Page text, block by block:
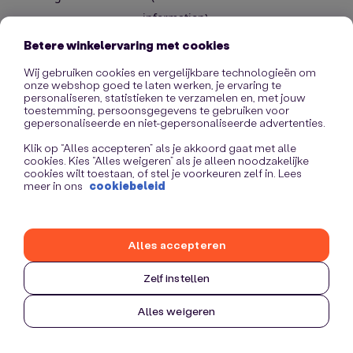
information).
Betere winkelervaring met cookies
Wij gebruiken cookies en vergelijkbare technologieën om
onze webshop goed te laten werken, je ervaring te
personaliseren, statistieken te verzamelen en, met jouw
toestemming, persoonsgegevens te gebruiken voor
gepersonaliseerde en niet-gepersonaliseerde advertenties.
Klik op “Alles accepteren” als je akkoord gaat met alle
cookies. Kies “Alles weigeren” als je alleen noodzakelijke
cookies wilt toestaan, of stel je voorkeuren zelf in. Lees
meer in ons cookiebeleid
Zelf instellen
Alles weigeren
Alles accepteren